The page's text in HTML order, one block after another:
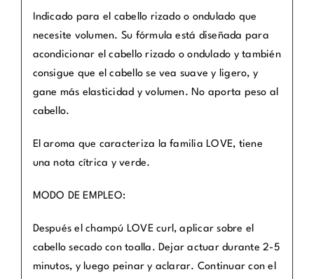
Indicado para el cabello rizado o ondulado que
necesite volumen. Su fórmula está diseñada para
acondicionar el cabello rizado o ondulado y también
consigue que el cabello se vea suave y ligero, y
gane más elasticidad y volumen. No aporta peso al
cabello.
El aroma que caracteriza la familia LOVE, tiene
una nota cítrica y verde.
MODO DE EMPLEO:
Después el champú LOVE curl, aplicar sobre el
cabello secado con toalla. Dejar actuar durante 2-5
minutos, y luego peinar y aclarar. Continuar con el